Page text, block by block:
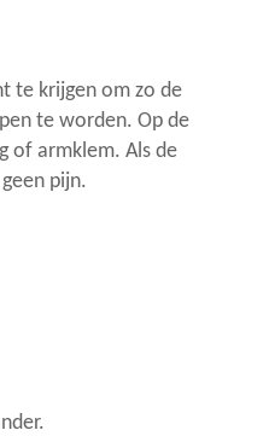
te krijgen om zo de
te worden. Op de
of armklem. Als de
pijn.